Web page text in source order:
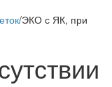
/ЭКО с ЯК, при